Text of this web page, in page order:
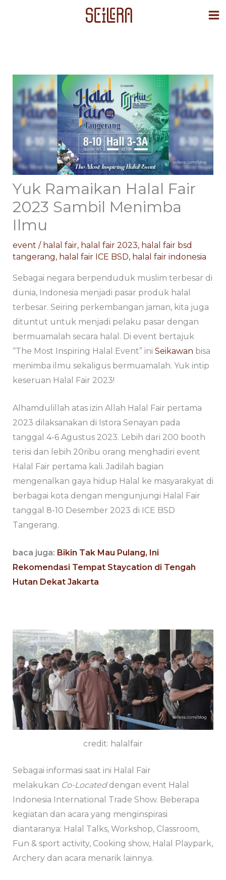
Yuk Ramaikan Halal Fair
2023 Sambil Menimba
Ilmu
event / halal fair, halal fair 2023, halal fair bsd
tangerang, halal fair ICE BSD, halal fair indonesia
Sebagai negara berpenduduk muslim terbesar di
dunia, Indonesia menjadi pasar produk halal
terbesar. Seiring perkembangan jaman, kita juga
dituntut untuk menjadi pelaku pasar dengan
bermuamalah secara halal. Di event bertajuk
“The Most Inspiring Halal Event” ini Seikawan bisa
menimba ilmu sekaligus bermuamalah. Yuk intip
keseruan Halal Fair 2023!
Alhamdulillah atas izin Allah Halal Fair pertama
2023 dilaksanakan di Istora Senayan pada
tanggal 4-6 Agustus 2023. Lebih dari 200 booth
terisi dan lebih 20ribu orang menghadiri event
Halal Fair pertama kali. Jadilah bagian
mengenalkan gaya hidup Halal ke masyarakyat di
berbagai kota dengan mengunjungi Halal Fair
tanggal 8-10 Desember 2023 di ICE BSD
Tangerang.
baca juga: Bikin Tak Mau Pulang, Ini
Rekomendasi Tempat Staycation di Tengah
Hutan Dekat Jakarta
credit: halalfair
Sebagai informasi saat ini Halal Fair
melakukan Co-Locateddengan event Halal
Indonesia International Trade Show. Beberapa
kegiatan dan acara yang menginspirasi
diantaranya: Halal Talks, Workshop, Classroom,
Fun & sport activity, Cooking show, Halal Playpark,
Archery dan acara menarik lainnya.